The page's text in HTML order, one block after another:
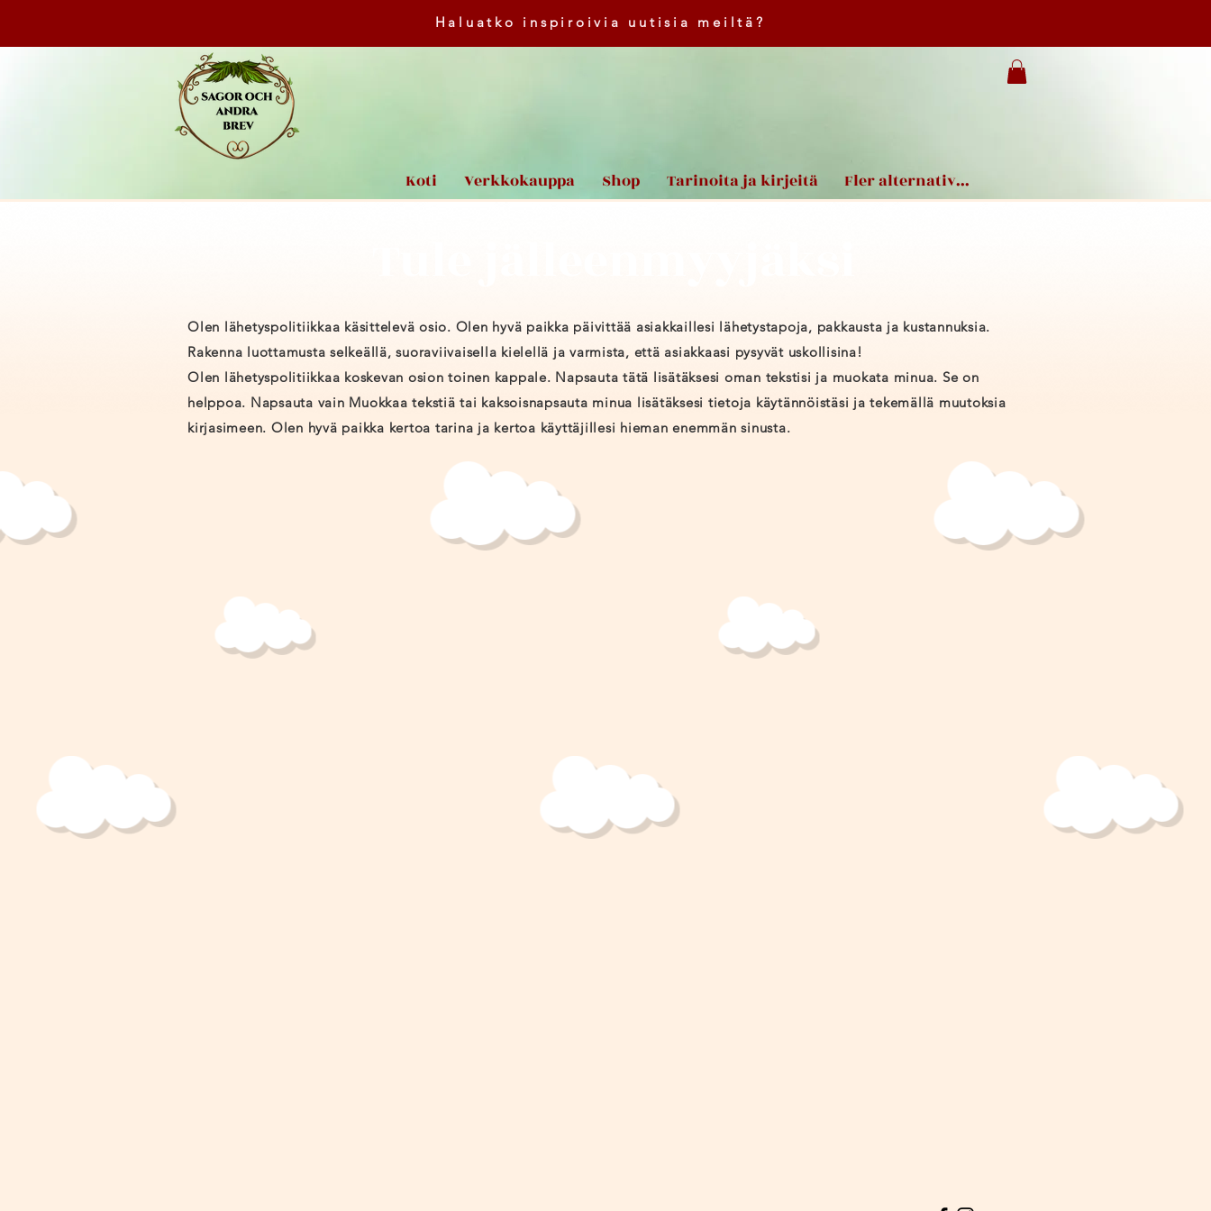
Haluatko inspiroivia uutisia meiltä?
Koti Verkkokauppa Shop Tarinoita ja kirjeitä Fler alternativ...
Olen lähetyspolitiikkaa käsittelevä osio. Olen hyvä paikka päivittää asiakkaillesi lähetystapoja, pakkausta ja kustannuksia.
Rakenna luottamusta selkeällä, suoraviivaisella kielellä ja varmista, että asiakkaasi pysyvät uskollisina!
Olen lähetyspolitiikkaa koskevan osion toinen kappale. Napsauta tätä lisätäksesi oman tekstisi ja muokata minua. Se on
helppoa. Napsauta vain Muokkaa tekstiä tai kaksoisnapsauta minua lisätäksesi tietoja käytännöistäsi ja tekemällä muutoksia
kirjasimeen. Olen hyvä paikka kertoa tarina ja kertoa käyttäjillesi hieman enemmän sinusta.